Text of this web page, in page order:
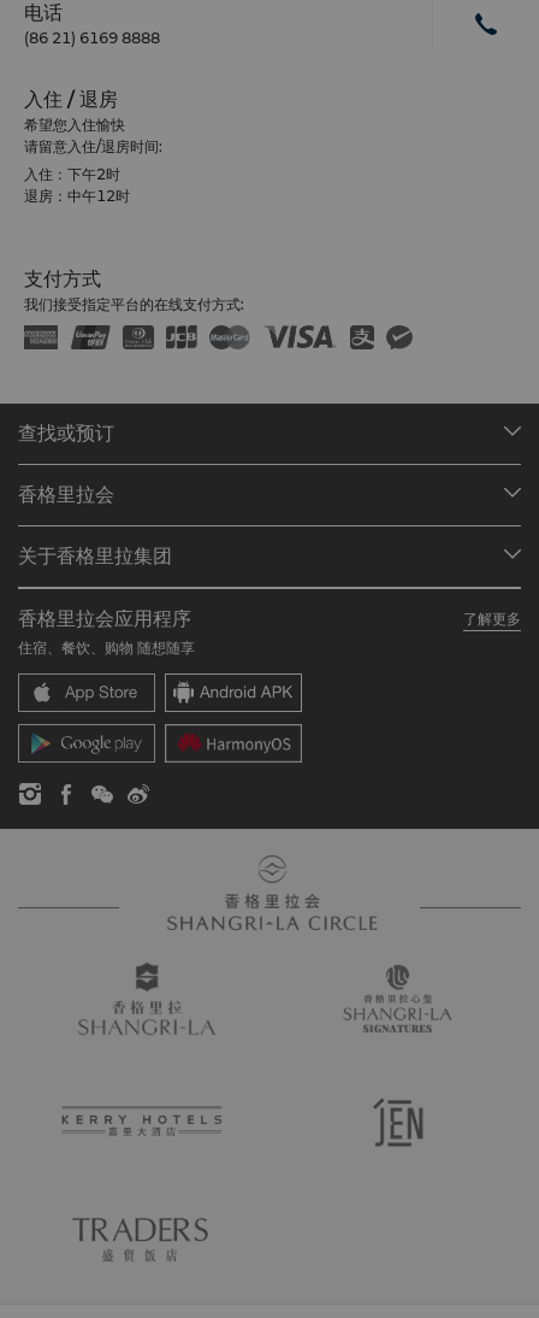
电话
(86 21) 6169 8888
入住 / 退房
希望您入住愉快
请留意入住/退房时间:
入住：下午2时
退房：中午12时
支付方式
我们接受指定平台的在线支付方式:
查找或预订
查找预订
餐厅与酒吧
香格里拉会
加入香格里拉会
常见问题
联络我们
关于香格里拉集团
我们的酒店品牌
香格里拉中心
香格里拉公寓
联系方式
职业发展
企业社会责任
新闻稿
香格里拉会应用程序
了解更多
住宿、餐饮、购物 随想随享